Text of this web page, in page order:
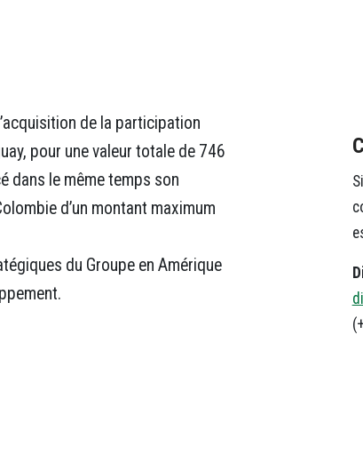
de la participation
pour une valeur totale de 746
dans le même temps son
d’un montant maximum
du Groupe en Amérique